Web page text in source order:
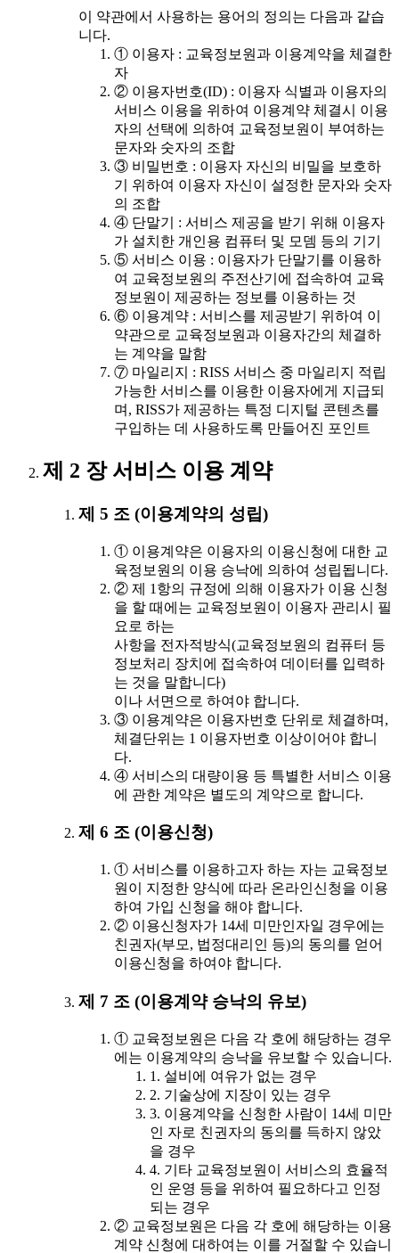
이 약관에서 사용하는 용어의 정의는 다음과 같습
니다.
① 이용자 : 교육정보원과 이용계약을 체결한
자
② 이용자번호(ID) : 이용자 식별과 이용자의
서비스 이용을 위하여 이용계약 체결시 이용
자의 선택에 의하여 교육정보원이 부여하는
문자와 숫자의 조합
③ 비밀번호 : 이용자 자신의 비밀을 보호하
기 위하여 이용자 자신이 설정한 문자와 숫자
의 조합
④ 단말기 : 서비스 제공을 받기 위해 이용자
가 설치한 개인용 컴퓨터 및 모뎀 등의 기기
⑤ 서비스 이용 : 이용자가 단말기를 이용하
여 교육정보원의 주전산기에 접속하여 교육
정보원이 제공하는 정보를 이용하는 것
⑥ 이용계약 : 서비스를 제공받기 위하여 이
약관으로 교육정보원과 이용자간의 체결하
는 계약을 말함
⑦ 마일리지 : RISS 서비스 중 마일리지 적립
가능한 서비스를 이용한 이용자에게 지급되
며, RISS가 제공하는 특정 디지털 콘텐츠를
구입하는 데 사용하도록 만들어진 포인트
제 2 장 서비스 이용 계약
제 5 조 (이용계약의 성립)
① 이용계약은 이용자의 이용신청에 대한 교
육정보원의 이용 승낙에 의하여 성립됩니다.
② 제 1항의 규정에 의해 이용자가 이용 신청
을 할 때에는 교육정보원이 이용자 관리시 필
요로 하는
사항을 전자적방식(교육정보원의 컴퓨터 등
정보처리 장치에 접속하여 데이터를 입력하
는 것을 말합니다)
이나 서면으로 하여야 합니다.
③ 이용계약은 이용자번호 단위로 체결하며,
체결단위는 1 이용자번호 이상이어야 합니
다.
④ 서비스의 대량이용 등 특별한 서비스 이용
에 관한 계약은 별도의 계약으로 합니다.
제 6 조 (이용신청)
① 서비스를 이용하고자 하는 자는 교육정보
원이 지정한 양식에 따라 온라인신청을 이용
하여 가입 신청을 해야 합니다.
② 이용신청자가 14세 미만인자일 경우에는
친권자(부모, 법정대리인 등)의 동의를 얻어
이용신청을 하여야 합니다.
제 7 조 (이용계약 승낙의 유보)
① 교육정보원은 다음 각 호에 해당하는 경우
에는 이용계약의 승낙을 유보할 수 있습니다.
1. 설비에 여유가 없는 경우
2. 기술상에 지장이 있는 경우
3. 이용계약을 신청한 사람이 14세 미만
인 자로 친권자의 동의를 득하지 않았
을 경우
4. 기타 교육정보원이 서비스의 효율적
인 운영 등을 위하여 필요하다고 인정
되는 경우
② 교육정보원은 다음 각 호에 해당하는 이용
계약 신청에 대하여는 이를 거절할 수 있습니